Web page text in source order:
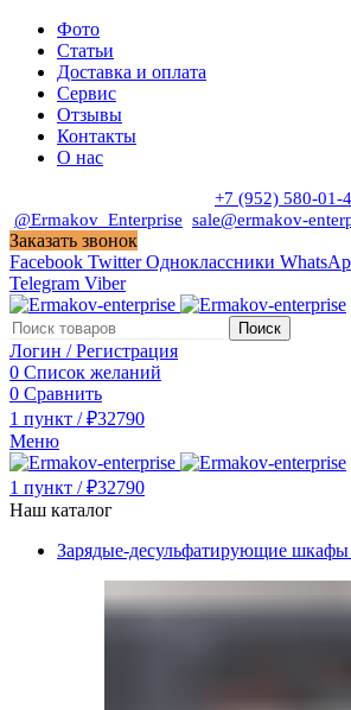
Фото
Статьи
Доставка и оплата
Сервис
Отзывы
Контакты
О нас
+7 (952) 580-01-
@Ermakov_Enterprise sale@ermakov-
Заказать звонок
Facebook Twitter Одноклассники
Telegram Viber
Поиск
Логин / Регистрация
0 Список желаний
0 Сравнить
1 пункт / ₽32790
Меню
1 пункт / ₽32790
Наш каталог
Зарядые-десульфатирующие